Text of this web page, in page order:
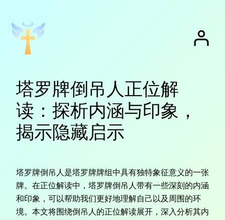
塔罗牌倒吊人正位解
读：探析内涵与印象，
揭示隐藏启示
塔罗牌倒吊人是塔罗牌牌组中具有独特象征意义的一张
牌。在正位解读中，塔罗牌倒吊人带有一些深刻的内涵
和印象，可以帮助我们更好地理解自己以及周围的环
境。本文将围绕倒吊人的正位解读展开，深入分析其内